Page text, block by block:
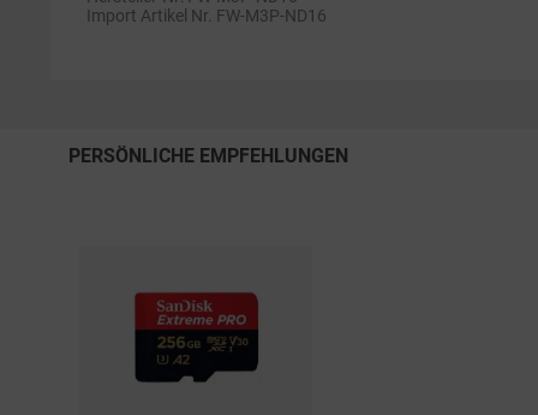
Import Artikel Nr. FW-M3P-ND16
PERSÖNLICHE EMPFEHLUNGEN